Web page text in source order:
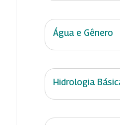
Água e Gênero
Hidrologia